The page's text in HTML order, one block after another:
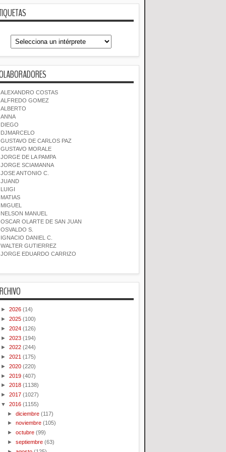
ALEXANDRO COSTAS
ALFREDO GOMEZ
ALBERTO
ANNA
DIEGO
DJMARCELO
GUSTAVO DE CARLOS PAZ
GUSTAVO MORALE
JORGE DE LA PAMPA
JORGE SCIAMANNA
JOSE ANTONIO C.
JUAND
LUIGI
MATIAS
MIGUEL
NELSON MANUEL
OSCAR OLARTE DE SAN JUAN
OSVALDO S.
IGNACIO DANIEL C.
WALTER GUTIERREZ
JORGE EDUARDO CARRIZO
► 2026 (14)
► 2025 (100)
► 2024 (126)
► 2023 (194)
► 2022 (244)
► 2021 (175)
► 2020 (220)
► 2019 (407)
► 2018 (1138)
► 2017 (1027)
▼ 2016 (1155)
►diciembre (117)
►noviembre (105)
►octubre (99)
►septiembre (63)